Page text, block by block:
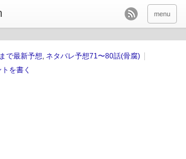
menu
で最新予想, ネタバレ予想71〜80話(骨腐)
を書く